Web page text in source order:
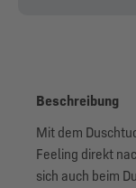
Beschreibung
Mit dem
Feeling direkt
sich auch beim